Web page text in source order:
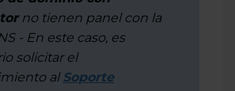
no tienen panel con la
- En este caso, es
solicitar el
al Soporte